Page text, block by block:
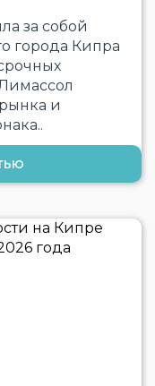
за собой
города Кипра
и